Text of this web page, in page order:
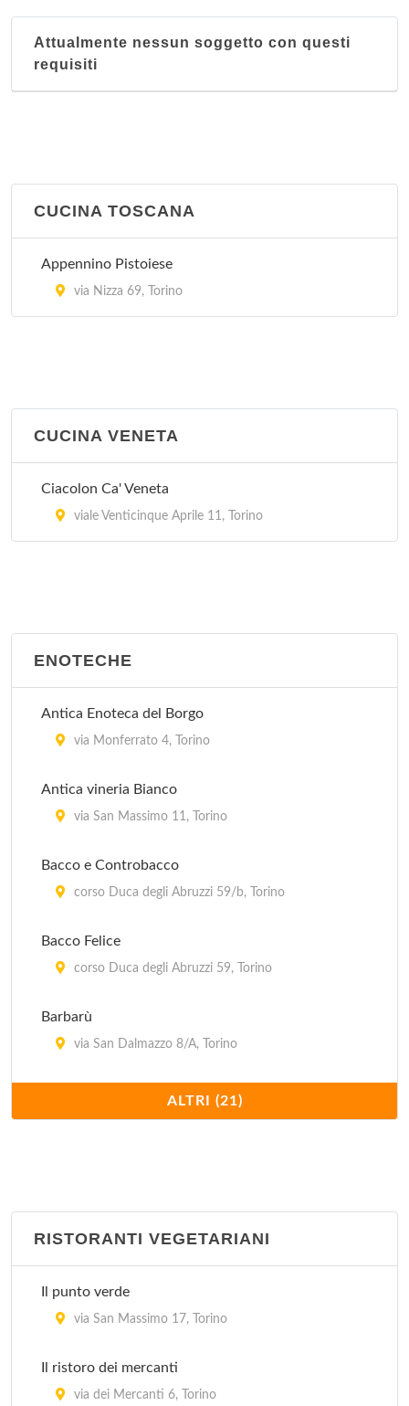
Attualmente nessun soggetto con questi
requisiti
CUCINA TOSCANA
Appennino Pistoiese
via Nizza 69, Torino
CUCINA VENETA
Ciacolon Ca' Veneta
viale Venticinque Aprile 11, Torino
ENOTECHE
Antica Enoteca del Borgo
via Monferrato 4, Torino
Antica vineria Bianco
via San Massimo 11, Torino
Bacco e Controbacco
corso Duca degli Abruzzi 59/b, Torino
Bacco Felice
corso Duca degli Abruzzi 59, Torino
Barbarù
via San Dalmazzo 8/A, Torino
piazza Carlo Emanuele II 21, Torino
Caffè Garibaldi
Cardenas cafè
Chez Gaby Art Café Brasserie
ALTRI (21)
RISTORANTI VEGETARIANI
Il punto verde
via San Massimo 17, Torino
Il ristoro dei mercanti
via dei Mercanti 6, Torino